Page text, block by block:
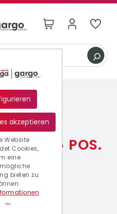
300
355 POS.
akzeptieren
Website
Cookies,
eine
bieten zu
...